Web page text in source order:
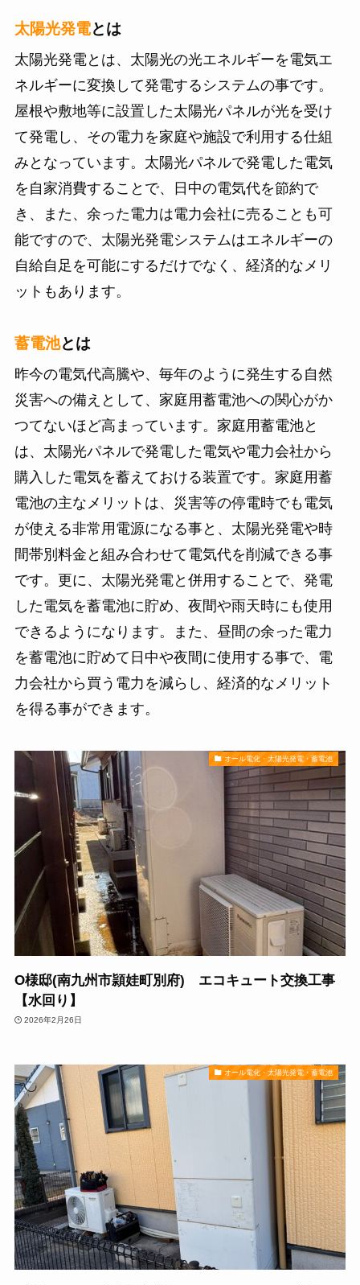
太陽光発電とは
太陽光発電とは、太陽光の光エネルギーを電気エ
ネルギーに変換して発電するシステムの事です。
屋根や敷地等に設置した太陽光パネルが光を受け
て発電し、その電力を家庭や施設で利用する仕組
みとなっています。太陽光パネルで発電した電気
を自家消費することで、日中の電気代を節約で
き、また、余った電力は電力会社に売ることも可
能ですので、太陽光発電システムはエネルギーの
自給自足を可能にするだけでなく、経済的なメリ
ットもあります。
蓄電池とは
昨今の電気代高騰や、毎年のように発生する自然
災害への備えとして、家庭用蓄電池への関心がか
つてないほど高まっています。家庭用蓄電池と
は、太陽光パネルで発電した電気や電力会社から
購入した電気を蓄えておける装置です。家庭用蓄
電池の主なメリットは、災害等の停電時でも電気
が使える非常用電源になる事と、太陽光発電や時
間帯別料金と組み合わせて電気代を削減できる事
です。更に、太陽光発電と併用することで、発電
した電気を蓄電池に貯め、夜間や雨天時にも使用
できるようになります。また、昼間の余った電力
を蓄電池に貯めて日中や夜間に使用する事で、電
力会社から買う電力を減らし、経済的なメリット
を得る事ができます。
オール電化・太陽光発電・蓄電池
O様邸(南九州市頴娃町別府) エコキュート交換工事
【水回り】
2026年2月26日
オール電化・太陽光発電・蓄電池